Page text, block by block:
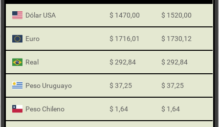
Dólar USA $ 1470,00 $ 1520,00
Euro $ 1716,01 $ 1730,12
Real $ 292,84 $ 292,84
Peso Uruguayo $ 37,25 $ 37,25
Peso Chileno $ 1,64 $ 1,64